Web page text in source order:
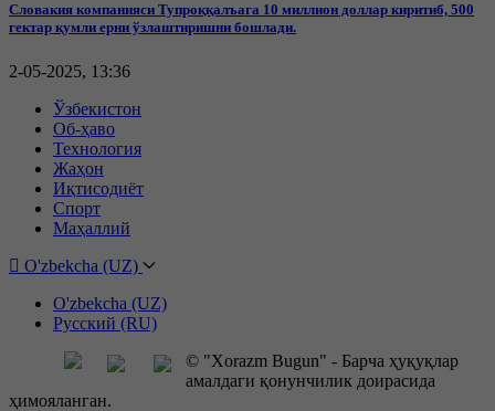
Словакия компанияси Тупроққалъага 10 миллион доллар киритиб, 500
гектар қумли ерни ўзлаштиришни бошлади.
2-05-2025, 13:36
Ўзбекистон
Об-ҳаво
Технология
Жаҳон
Иқтисодиёт
Спорт
Маҳаллий
O'zbekcha (UZ)
O'zbekcha (UZ)
Русский (RU)
© "Xorazm Bugun" - Барча ҳуқуқлар
амалдаги қонунчилик доирасида
ҳимояланган.